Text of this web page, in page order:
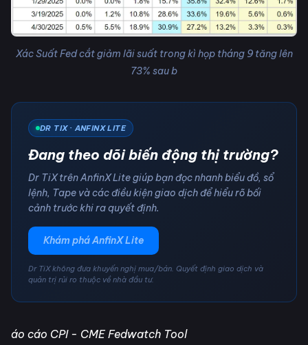
Xác Suất Fed cắt giảm lãi suất trong kì họp tháng 9 tăng lên
73% sau b
DR TIX · ANFINX LITE
Đang theo dõi biến động thị trường?
Dr TiX trên AnfinX Lite giúp bạn đọc nhanh biểu đồ, sổ
lệnh, Tape và các điều kiện giao dịch để hiểu rõ bối
cảnh trước khi ra quyết định.
Khám phá AnfinX Lite
Dr TiX không đưa khuyến nghị mua/bán. Quyết định giao dịch và
quản trị rủi ro thuộc về nhà đầu tư.
áo cáo CPI - CME Fedwatch Tool